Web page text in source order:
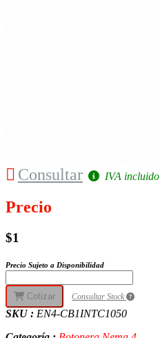
Consultar IVA incluido
Precio
$1
Precio Sujeto a Disponibilidad
Cotizar Consultar Stock
SKU : EN4-CB1INTC1050